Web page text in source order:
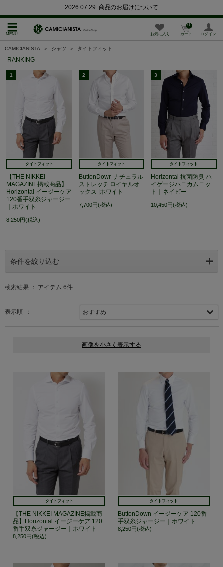
2026.07.29 商品のお届けについて
お気に入り カート
0
ログイン
CAMICIANISTA ＞ シャツ ＞ タイトフィット
RANKING
1
タイトフィット
【THE NIKKEI
MAGAZINE掲載商品】
Horizontal イージーケア
120番手双糸ジャージー
｜ホワイト
8,250円(税込)
2
タイトフィット
ButtonDown ナチュラル
ストレッチ ロイヤルオ
ックス |ホワイト
7,700円(税込)
3
タイトフィット
Horizontal 抗菌防臭 ハ
イゲージハニカムニッ
ト｜ネイビー
10,450円(税込)
条件を絞り込む
検索結果 ： アイテム 6件
表示順 ：
タイトフィット
【THE NIKKEI MAGAZINE掲載商
品】Horizontal イージーケア 120
番手双糸ジャージー｜ホワイト
8,250円(税込)
タイトフィット
ButtonDown イージーケア 120番
手双糸ジャージー｜ホワイト
8,250円(税込)